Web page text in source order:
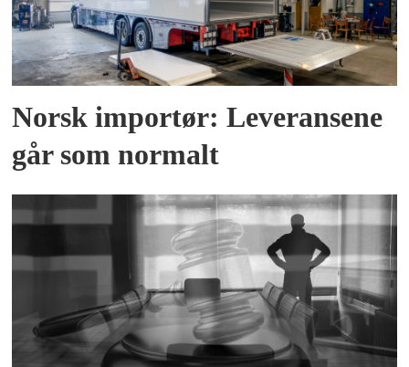
Norsk importør: Leveransene
går som normalt